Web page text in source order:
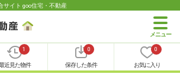
サイト goo住宅・不動産
1
近見た物件
0
保存した条件
0
お気に入り